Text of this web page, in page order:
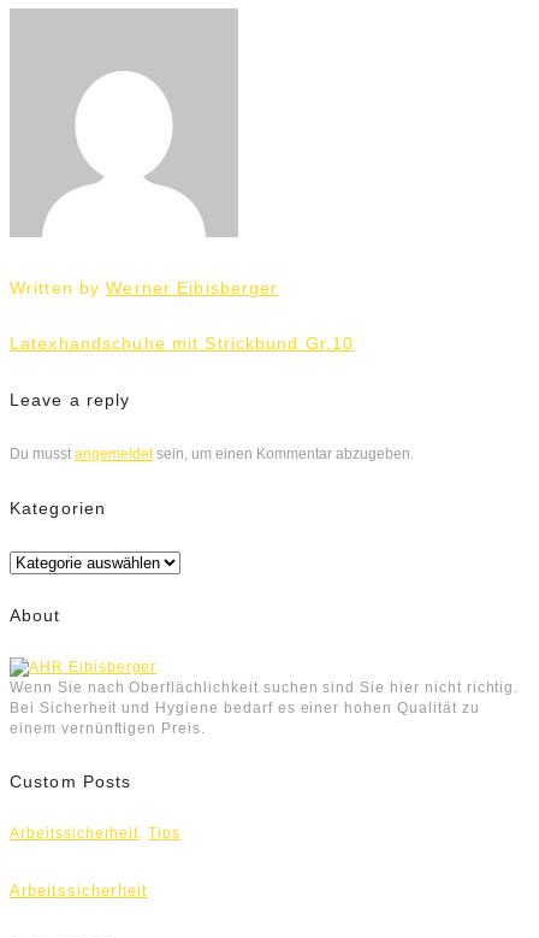
Written byWerner Eibisberger
Beitrags-
Navigation
Latexhandschuhe mit Strickbund Gr.10
Leave a reply
Du musst angemeldetsein, um einen Kommentar abzugeben.
Kategorien
Kategorien
About
Wenn Sie nach Oberflächlichkeit suchen sind Sie hier nicht richtig.
Bei Sicherheit und Hygiene bedarf es einer hohen Qualität zu
einem vernünftigen Preis.
Custom Posts
Arbeitssicherheit,Tips
Arbeitssicherheit